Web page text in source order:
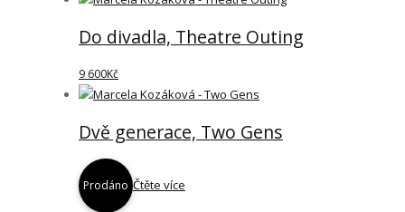
Do divadla, Theatre Outing
9 600Kč
Dvě generace, Two Gens
Prodáno Čtěte více